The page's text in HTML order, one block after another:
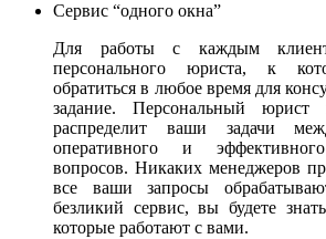
Сервис “одного окна”
Для работы с каждым
персонального юриста, к
обратиться в любое время для
задание. Персональный юрист
распределит ваши задачи
оперативного и
вопросов. Никаких менеджеров
все ваши запросы
безликий сервис, вы будете
которые работают с вами.